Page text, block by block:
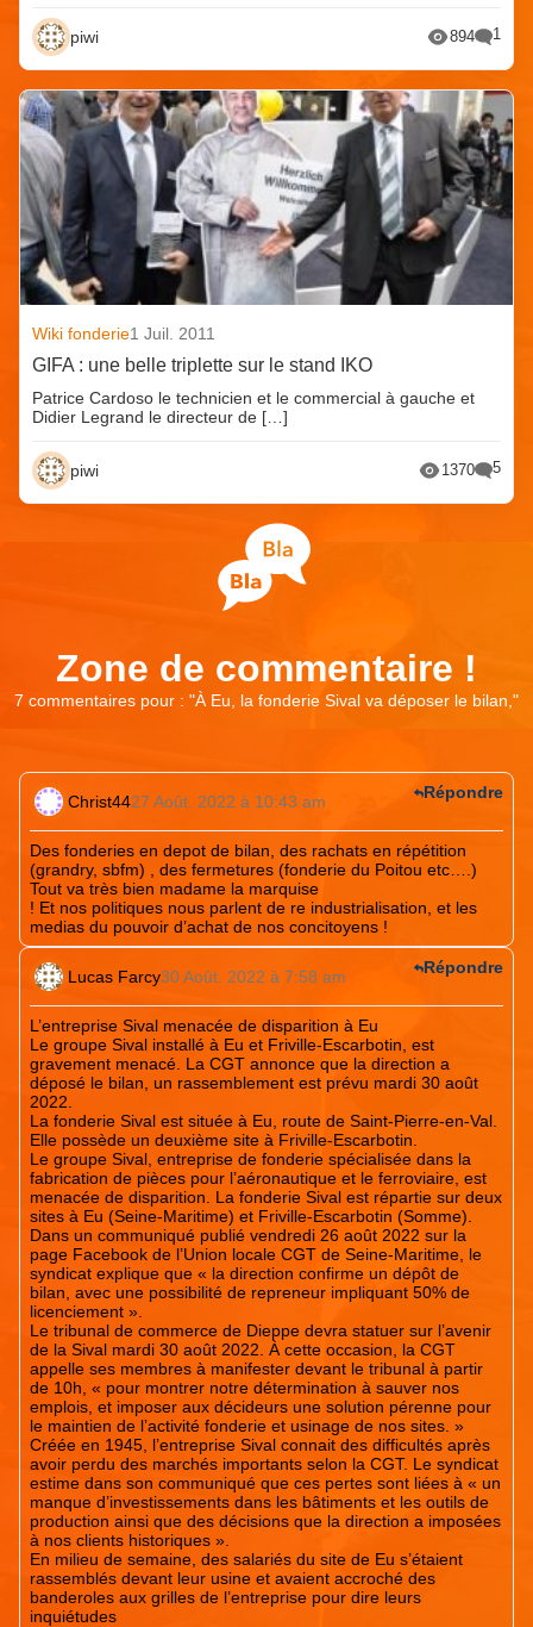
piwi 894 1
Wiki fonderie1 Juil. 2011
GIFA : une belle triplette sur le stand IKO
Patrice Cardoso le technicien et le commercial à gauche et
Didier Legrand le directeur de […]
piwi 1370 5
Zone de commentaire !
7 commentaires pour : "À Eu, la fonderie Sival va déposer le bilan, "
Christ4427 Août. 2022 à 10:43 am
Des fonderies en depot de bilan, des rachats en répétition
(grandry, sbfm) , des fermetures (fonderie du Poitou etc….)
Tout va très bien madame la marquise
! Et nos politiques nous parlent de re industrialisation, et les
medias du pouvoir d’achat de nos concitoyens !
Répondre
Lucas Farcy30 Août. 2022 à 7:58 am
L’entreprise Sival menacée de disparition à Eu
Le groupe Sival installé à Eu et Friville-Escarbotin, est
gravement menacé. La CGT annonce que la direction a
déposé le bilan, un rassemblement est prévu mardi 30 août
2022.
La fonderie Sival est située à Eu, route de Saint-Pierre-en-Val.
Elle possède un deuxième site à Friville-Escarbotin.
Le groupe Sival, entreprise de fonderie spécialisée dans la
fabrication de pièces pour l’aéronautique et le ferroviaire, est
menacée de disparition. La fonderie Sival est répartie sur deux
sites à Eu (Seine-Maritime) et Friville-Escarbotin (Somme).
Dans un communiqué publié vendredi 26 août 2022 sur la
page Facebook de l’Union locale CGT de Seine-Maritime, le
syndicat explique que « la direction confirme un dépôt de
bilan, avec une possibilité de repreneur impliquant 50% de
licenciement ».
Le tribunal de commerce de Dieppe devra statuer sur l’avenir
de la Sival mardi 30 août 2022. À cette occasion, la CGT
appelle ses membres à manifester devant le tribunal à partir
de 10h, « pour montrer notre détermination à sauver nos
emplois, et imposer aux décideurs une solution pérenne pour
le maintien de l’activité fonderie et usinage de nos sites. »
Créée en 1945, l’entreprise Sival connait des difficultés après
avoir perdu des marchés importants selon la CGT. Le syndicat
estime dans son communiqué que ces pertes sont liées à « un
manque d’investissements dans les bâtiments et les outils de
production ainsi que des décisions que la direction a imposées
à nos clients historiques ».
En milieu de semaine, des salariés du site de Eu s’étaient
rassemblés devant leur usine et avaient accroché des
banderoles aux grilles de l’entreprise pour dire leurs
inquiétudes
Répondre